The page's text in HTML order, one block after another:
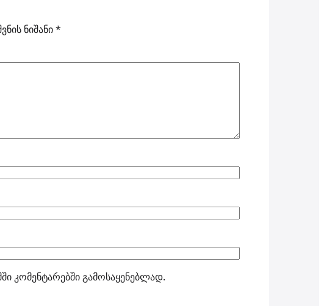
ნიშანი*
კომენტარებში გამოსაყენებლად.